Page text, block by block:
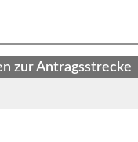
zur Antragsstrecke